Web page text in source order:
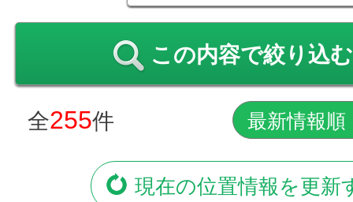
この内容で絞り込む
全255件
現在の位置情報を更新